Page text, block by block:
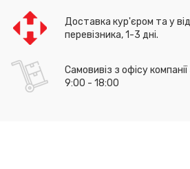
Доставка кур'єром та у
перевізника, 1-3 дні.
Самовивіз з офісу
9:00 - 18:00